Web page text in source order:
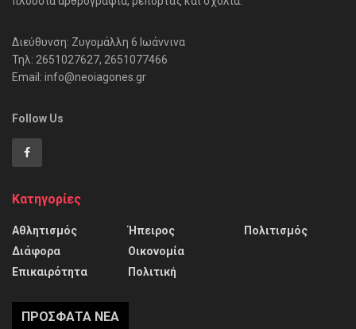
Διεύθυνση: Ζυγομάλλη 6 Ιωάννινα
Τηλ: 2651027627, 2651077466
Email: info@neoiagones.gr
Follow Us
Κατηγορίες
Αθλητισμός
Διάφορα
Επικαιρότητα
Ήπειρος
Οικονομία
Πολιτική
Πολιτισμός
ΠΡΌΣΦΑΤΑ ΝΈΑ